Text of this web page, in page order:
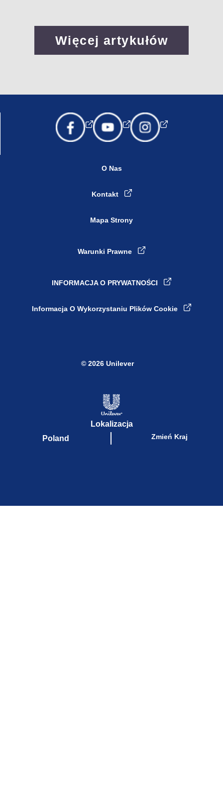
Więcej artykułów
O Nas
Kontakt
Mapa Strony
Warunki Prawne
INFORMACJA O PRYWATNOŚCI
Ustawienia plików cookie